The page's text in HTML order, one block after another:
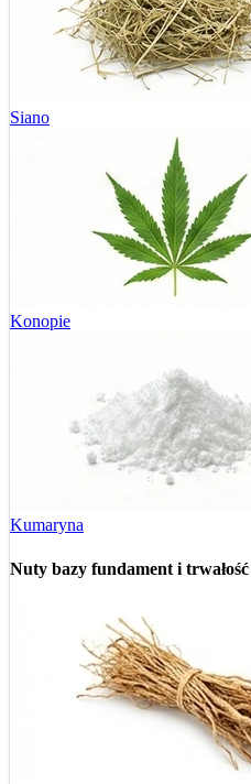
Siano
Konopie
Kumaryna
Nuty bazy fundament i trwałość